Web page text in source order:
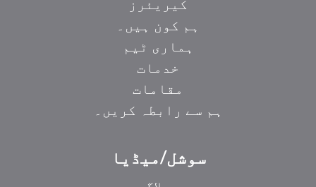
کیریئرز
ہم کون ہیں۔
ہماری ٹیم
خدمات
مقامات
ہم سے رابطہ کریں۔
سوشل/میڈیا